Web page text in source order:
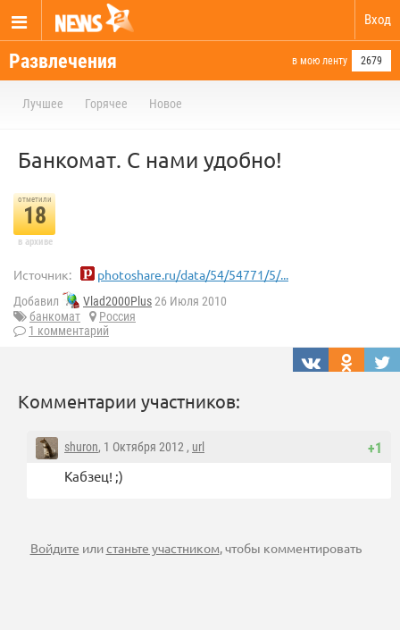
Вход
Развлечения в мою ленту 2679
Лучшее Горячее Новое
Банкомат. С нами удобно!
отметили
18
в архиве
Источник: photoshare.ru/data/54/54771/5/...
Добавил Vlad2000Plus26 Июля 2010
банкомат
Россия
1 комментарий
Комментарии участников:
+1
shuron, 1 Октября 2012 , url
Кабзец! ;)
Войдите илистаньте участником, чтобы комментировать